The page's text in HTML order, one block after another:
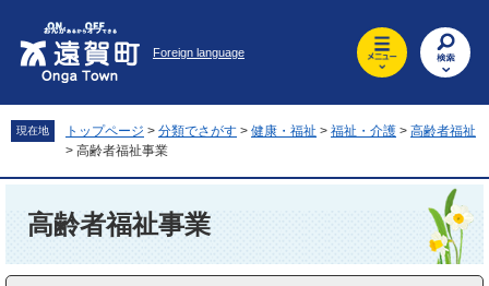
先
頭
を
飛
へ
Foreign language
現在地 トップページ > 分類でさがす > 健康・福祉 > 福祉・介護 > 高齢者福祉
> 高齢者福祉事業
高齢者福祉事業